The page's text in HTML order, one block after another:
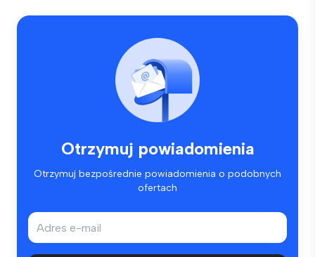
Otrzymuj powiadomienia
Otrzymuj bezpośrednie powiadomienia o podobnych
ofertach